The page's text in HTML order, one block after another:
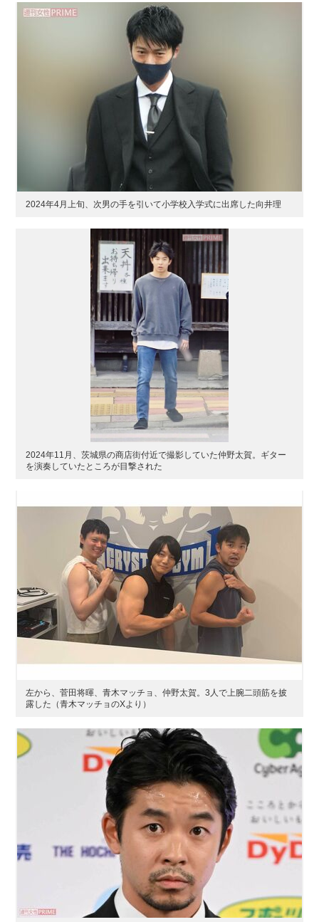
2024年4月上旬、次男の手を引いて小学校入学式に出席した向井理
2024年11月、茨城県の商店街付近で撮影していた仲野太賀。ギター
を演奏していたところが目撃された
左から、菅田将暉、青木マッチョ、仲野太賀。3人で上腕二頭筋を披
露した（青木マッチョのXより）